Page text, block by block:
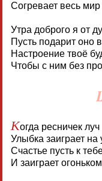
Согревает весь
Утра доброго я от
Пусть подарит оно
Настроение твоё
Чтобы с ним без
Когда ресничек луч
Улыбка заиграет на
Счастье пусть к
И заиграет